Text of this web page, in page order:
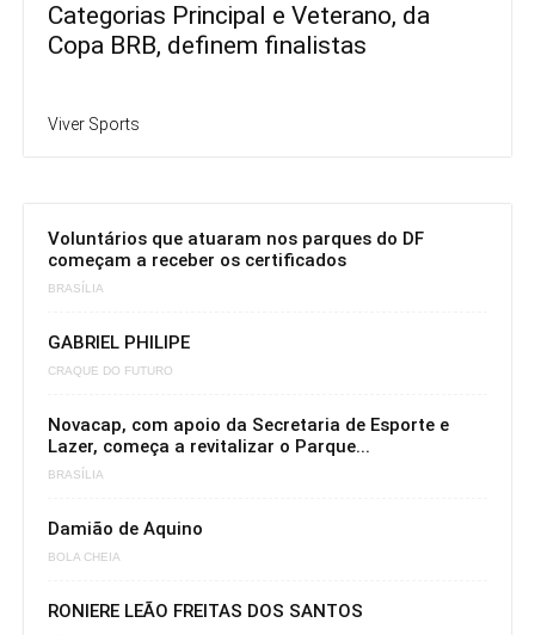
Categorias Principal e Veterano, da
Copa BRB, definem finalistas
Viver Sports
Voluntários que atuaram nos parques do DF
começam a receber os certificados
BRASÍLIA
GABRIEL PHILIPE
CRAQUE DO FUTURO
Novacap, com apoio da Secretaria de Esporte e
Lazer, começa a revitalizar o Parque...
BRASÍLIA
Damião de Aquino
BOLA CHEIA
RONIERE LEÃO FREITAS DOS SANTOS